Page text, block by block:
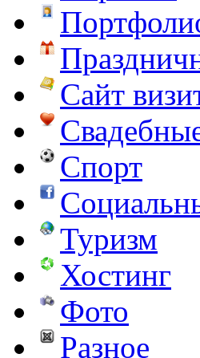
Сайт
Спорт
Туризм
Хостинг
Фото
Разное